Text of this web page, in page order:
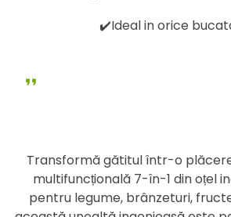
✔️Ideal in orice
Transformă gătitul într-o
multifuncțională 7-în-1 din oțel
pentru legume, brânzeturi,